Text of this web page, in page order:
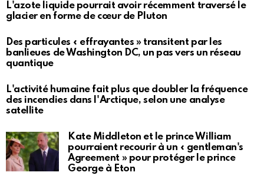
L'azote liquide pourrait avoir récemment traversé le
glacier en forme de cœur de Pluton
Des particules « effrayantes » transitent par les
banlieues de Washington DC, un pas vers un réseau
quantique
L'activité humaine fait plus que doubler la fréquence
des incendies dans l'Arctique, selon une analyse
satellite
Kate Middleton et le prince William
pourraient recourir à un « gentleman's
Agreement » pour protéger le prince
George à Eton